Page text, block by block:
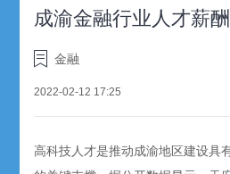
成渝金融行业人才薪
金融
2022-02-12 17:25
高科技人才是推动成渝地区建设具